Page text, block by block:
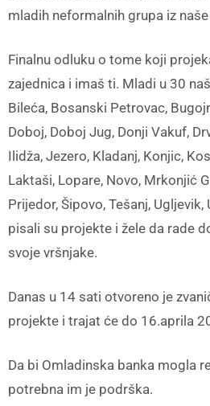
mladih neformalnih grupa iz
Finalnu odluku o tome koji
zajednica i imaš ti. Mladi u 30
Bileća, Bosanski Petrovac,
Doboj, Doboj Jug, Donji Vakuf,
Ilidža, Jezero, Kladanj, Konjic,
Laktaši, Lopare, Novo, Mrkonjić
Prijedor, Šipovo, Tešanj,
pisali su projekte i žele da rade
svoje vršnjake.
Danas u 14 sati otvoreno je
projekte i trajat će do 16.aprila
Da bi Omladinska banka mogla
potrebna im je podrška.